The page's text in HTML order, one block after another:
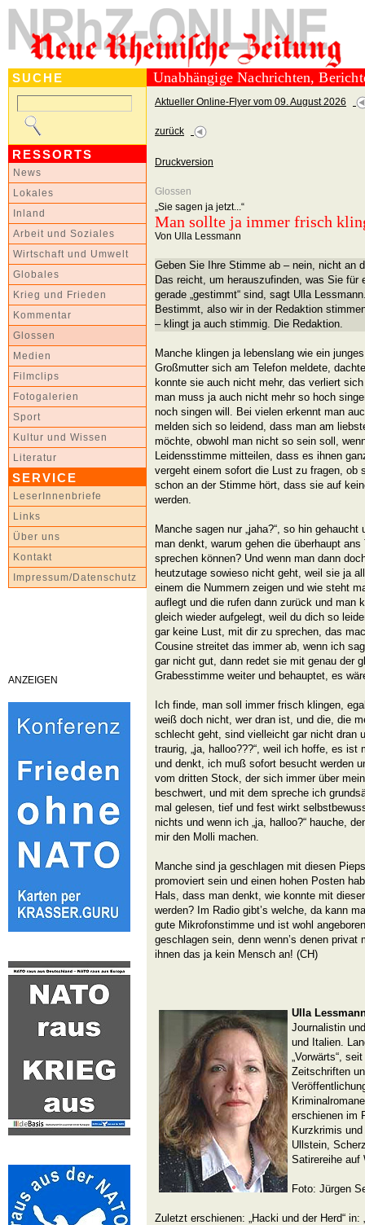
SUCHE
RESSORTS
News
Lokales
Inland
Arbeit und Soziales
Wirtschaft und Umwelt
Globales
Krieg und Frieden
Kommentar
Glossen
Medien
Filmclips
Fotogalerien
Sport
Kultur und Wissen
Literatur
SERVICE
LeserInnenbriefe
Links
Über uns
Kontakt
Impressum/Datenschutz
ANZEIGEN
Unabhängige Nachrichten,
Aktueller Online-Flyer vom 09. August 2026
zurück
Druckversion
Glossen
„Sie sagen ja jetzt...“
Man sollte ja immer frisch
Von Ulla Lessmann
Geben Sie Ihre Stimme ab – nein, nicht an
Das reicht, um herauszufinden, was Sie für
gerade „gestimmt“ sind, sagt Ulla
Bestimmt, also wir in der Redaktion
– klingt ja auch stimmig. Die Redaktion.
Manche klingen ja lebenslang wie ein
Großmutter sich am Telefon meldete,
konnte sie auch nicht mehr, das verliert
man muss ja auch nicht mehr so hoch
noch singen will. Bei vielen erkennt man
melden sich so leidend, dass man am
möchte, obwohl man nicht so sein soll,
Leidensstimme mitteilen, dass es ihnen
vergeht einem sofort die Lust zu fragen, ob
schon an der Stimme hört, dass sie auf
werden.
Manche sagen nur „jaha?“, so hin
man denkt, warum gehen die überhaupt
sprechen können? Und wenn man dann
heutzutage sowieso nicht geht, weil sie ja
einem die Nummern zeigen und wie steht
auflegt und die rufen dann zurück und man
gleich wieder aufgelegt, weil du dich so
gar keine Lust, mit dir zu sprechen, das
Cousine streitet das immer ab, wenn ich
gar nicht gut, dann redet sie mit genau der
Grabesstimme weiter und behauptet, es
Ich finde, man soll immer frisch klingen,
weiß doch nicht, wer dran ist, und die, die
schlecht geht, sind vielleicht gar nicht dran
traurig, „ja, halloo???“, weil ich hoffe, es
und denkt, ich muß sofort besucht werden
vom dritten Stock, der sich immer über
beschwert, und mit dem spreche ich
mal gelesen, tief und fest wirkt
nichts und wenn ich „ja, halloo?“ hauche,
mir den Molli machen.
Manche sind ja geschlagen mit diesen
promoviert sein und einen hohen Posten
Hals, dass man denkt, wie konnte mit
werden? Im Radio gibt’s welche, da kann
gute Mikrofonstimme und ist wohl
geschlagen sein, denn wenn’s denen
ihnen das ja kein Mensch an! (CH)
Ulla
Journalistin
und Italien.
„Vorwärts“,
Zeitschriften
erschienen im
Kurzkrimis
Ullstein,
Satirereihe auf
Foto: Jürgen
Zuletzt erschienen: „Hacki und der Herd“ in: